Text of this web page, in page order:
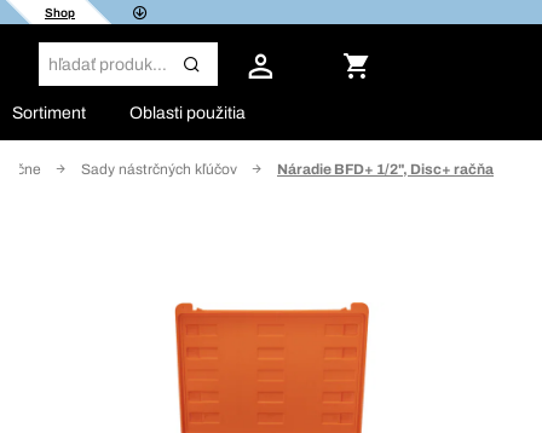
Shop
Sortiment Oblasti použitia
Sady nástrčných kľúčov Náradie BFD+ 1/2", Disc+ račňa